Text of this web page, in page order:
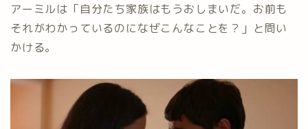
アーミルは「自分たち家族はもうおしまいだ。お前も
それがわかっているのになぜこんなことを？」と問い
かける。